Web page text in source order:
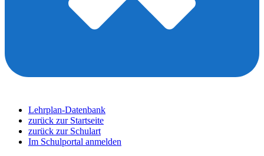
Lehrplan-Datenbank
zurück zur Startseite
zurück zur Schulart
Im Schulportal anmelden